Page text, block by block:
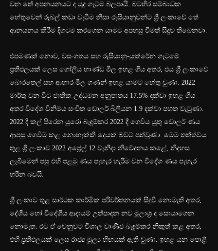
වන තේ අපනයනයට ද යුද ගැටුම බලපායි. බටහිර සම්බාධක
හේතුවෙන් රූබල් කඩා වැටීම නිසා රුසියානුවන්ට ශ්‍රී ලංකාවේ තේ
ආනයනය කිරීම දිගටම කරගෙන යාමට අපහසු වීමත් සිදුව තිබෙනවා.
එපමණක් නොව, වසංගතය සහ රුසියානු-යුක්රේන ගැටුමේ
ප්‍රතිඵලයක් ලෙස ගෝලීය භාණ්ඩ මිල ඉහළ ගිය අතර, එය ශ්‍රී ලංකාවේ
බොරතෙල් සහ ආහාර මිල ගණන් ඉහළ යාමට හේතු වුණා. 2022
මාර්තු වන විට ජාතික උද්ධමන අනුපාතය 17.5% දක්වා ඉහළ ගිය
අතර විදේශ විනිමය සංචිත ඩොලර් බිලියන 1.9 දක්වා පහත වැටුණා.
2022 දී කල් පිරෙන යුරෝ බැඳුම්කර 2022 දී ගෙවිය යුතු ඩොලර් ණය
ආපසු ගෙවීම කළ නොහැක්කි දෙයක් බවට පත්වුණා. මෙම තත්ත්වය
තුළ ශ්‍රී ලංකාව 2022 අප්‍රේල් 12 වැනිදා නිවේදනය කළේ, නිදහස
ලැබීමෙන් පසු එහි පළමු ණය පැහැර හැරීම වන විදේශ ණය පැහැර
හරින බවයි.
ශ්‍රී ලංකාව තුළ සාර්ථක කාර්මික පරිවර්තනයක් සිදුවී නොමැති අතර,
දේශීය හෝ විදේශීය ආදායම් උත්පාදන නව මූලාශ්‍ර ද සොයාගෙන
නොමැත. රට ඒ වෙනුවට විශාල වාණිජ බැඳුම්කර නිකුත් කළ අතර,
එහි ප්‍රතිඵලයක් ලෙස රාජ්‍ය මූල්‍ය හිඟයක් ඇති වුණා. ඉහළ යන පොළී